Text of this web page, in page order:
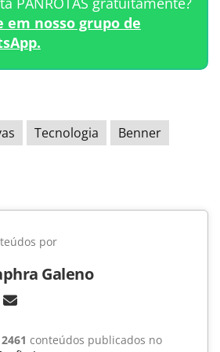
em nosso grupo de
Tecnologia
Benner
por
Galeno
2461 conteúdos publicados no